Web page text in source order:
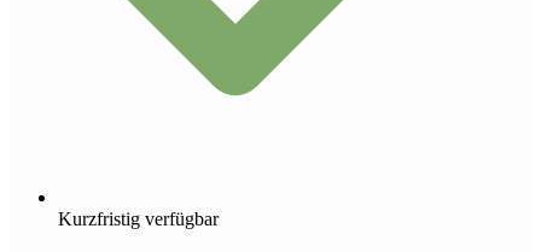
Kurzfristig verfügbar